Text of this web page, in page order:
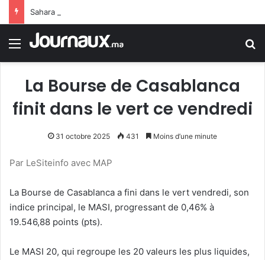
Menu
La Bourse de Casablanca
finit dans le vert ce vendredi
31 octobre 2025 431 Moins d’une minute
Par LeSiteinfo avec MAP
La Bourse de Casablanca a fini dans le vert vendredi, son
indice principal, le MASI, progressant de 0,46% à
19.546,88 points (pts).
Le MASI 20, qui regroupe les 20 valeurs les plus liquides,